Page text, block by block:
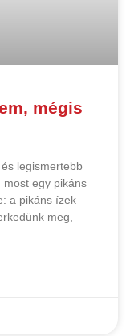
mégis
legismertebb
egy pikáns
a pikáns ízek
meg,